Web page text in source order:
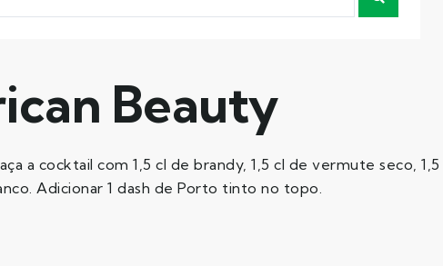
Beauty
a cocktail com 1,5 cl de brandy, 1,5 cl de vermute seco,
Adicionar 1 dash de Porto tinto no topo.